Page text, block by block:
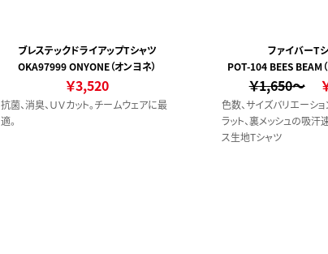
ブレステックドライアップTシャツ
OKA97999 ONYONE（オンヨネ）
￥3,520
抗菌、消臭、ＵＶカット。チームウェアに最
適。
ファイバーT
POT-104 BEES BEAM
￥1,650～
色数、サイズバリエーシ
ラット、裏メッシュの吸汗
ス生地Tシャツ